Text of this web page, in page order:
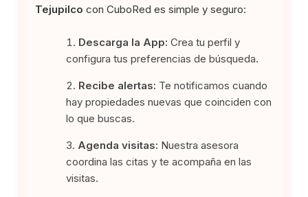
Tejupilco con CuboRed es simple y seguro:
Descarga la App: Crea tu perfil y
configura tus preferencias de búsqueda.
Recibe alertas: Te notificamos cuando
hay propiedades nuevas que coinciden con
lo que buscas.
Agenda visitas: Nuestra asesora
coordina las citas y te acompaña en las
visitas.